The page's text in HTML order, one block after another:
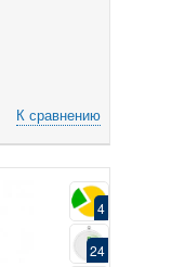
К сравнению
4
24